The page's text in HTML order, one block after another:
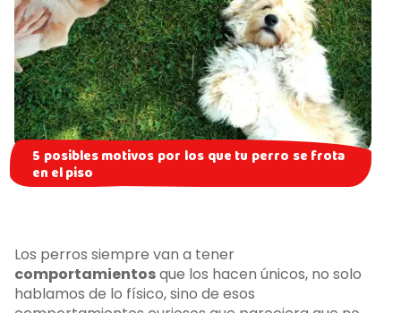
5 posibles motivos por los que tu perro se frota
en el piso
Los perros siempre van a tener
comportamientosque los hacen únicos, no solo
hablamos de lo físico, sino de esos